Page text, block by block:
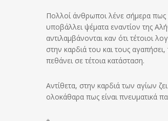
Πολλοί άνθρωποι λένε σήμερα πως
υποβάλλει ψέματα εναντίον της
αντιλαμβάνονται καν ότι τέτοιοι
στην καρδιά του και τους
πεθάνει σε τέτοια κατάσταση.
Αντίθετα, στην καρδιά των αγίων
ολοκάθαρα πως είναι πνευματικά